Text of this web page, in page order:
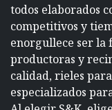
todos elaborados
competitivos y
enorgullece ser
productoras y
calidad, rieles
especializados